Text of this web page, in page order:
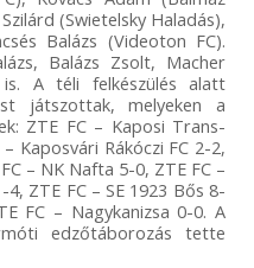
(Swietelsky Haladás),
Balázs (Videoton FC).
Balázs Zsolt, Macher
A téli felkészülés alatt
játszottak, melyeken a
ZTE FC – Kaposi Trans-
Kaposvári Rákóczi FC 2-2,
– NK Nafta 5-0, ZTE FC –
ZTE FC – SE 1923 Bős 8-
FC – Nagykanizsa 0-0. A
edzőtáborozás tette